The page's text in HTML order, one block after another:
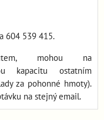
604 539 415.
mohou na
kapacitu ostatním
za pohonné hmoty).
na stejný email.